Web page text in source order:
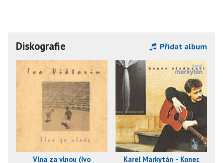
Diskografie Přidat album
Vlna za vlnou (Ivo Karel Markytán - Konec